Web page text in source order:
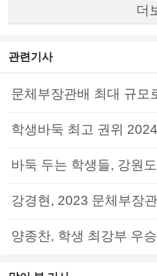
더
관련기사
문체부장관배 최대 규
학생바둑 최고 권위
바둑 두는 학생들, 강원
강경현, 2023 문체부장
양종찬, 학생 최강부 우